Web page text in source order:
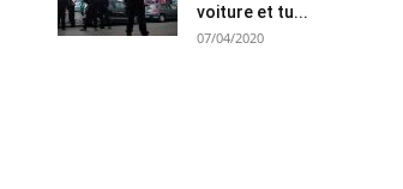
voiture et tu...
07/04/2020